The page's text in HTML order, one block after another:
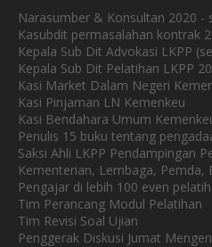
Narasumber & Konsultan 2020 -
Kasubdit permasalahan kontrak
Kepala Sub Dit Advokasi LKPP
Kepala Sub Dit Pelatihan LKPP
Kasi Market Dalam Negeri
Kasi Pinjaman LN Kemenkeu
Kasi Bendahara Umum
Penulis 15 buku tentang
Saksi Ahli LKPP Pendampingan
Kementerian, Lembaga, Pemda,
Pengajar di lebih 100 even
Tim Perancang Modul Pelatihan
Tim Revisi Soal Ujian
Penggerak Diskusi Jumat